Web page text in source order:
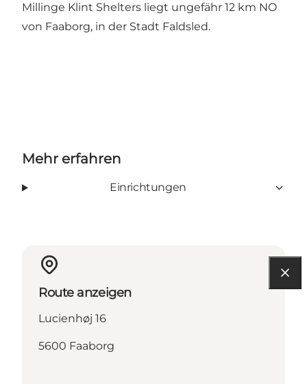
Millinge Klint Shelters liegt ungefähr 12 km NO
von Faaborg, in der Stadt Faldsled.
Mehr erfahren
Einrichtungen
Route anzeigen
Lucienhøj 16
5600 Faaborg